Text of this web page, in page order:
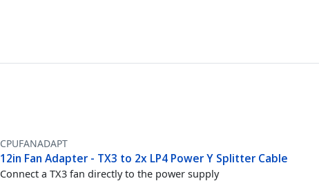
CPUFANADAPT
12in Fan Adapter - TX3 to 2x LP4 Power Y Splitter Cable
Connect a TX3 fan directly to the power supply